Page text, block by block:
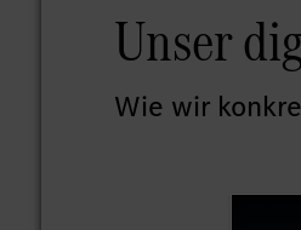
Unser
Wie wir